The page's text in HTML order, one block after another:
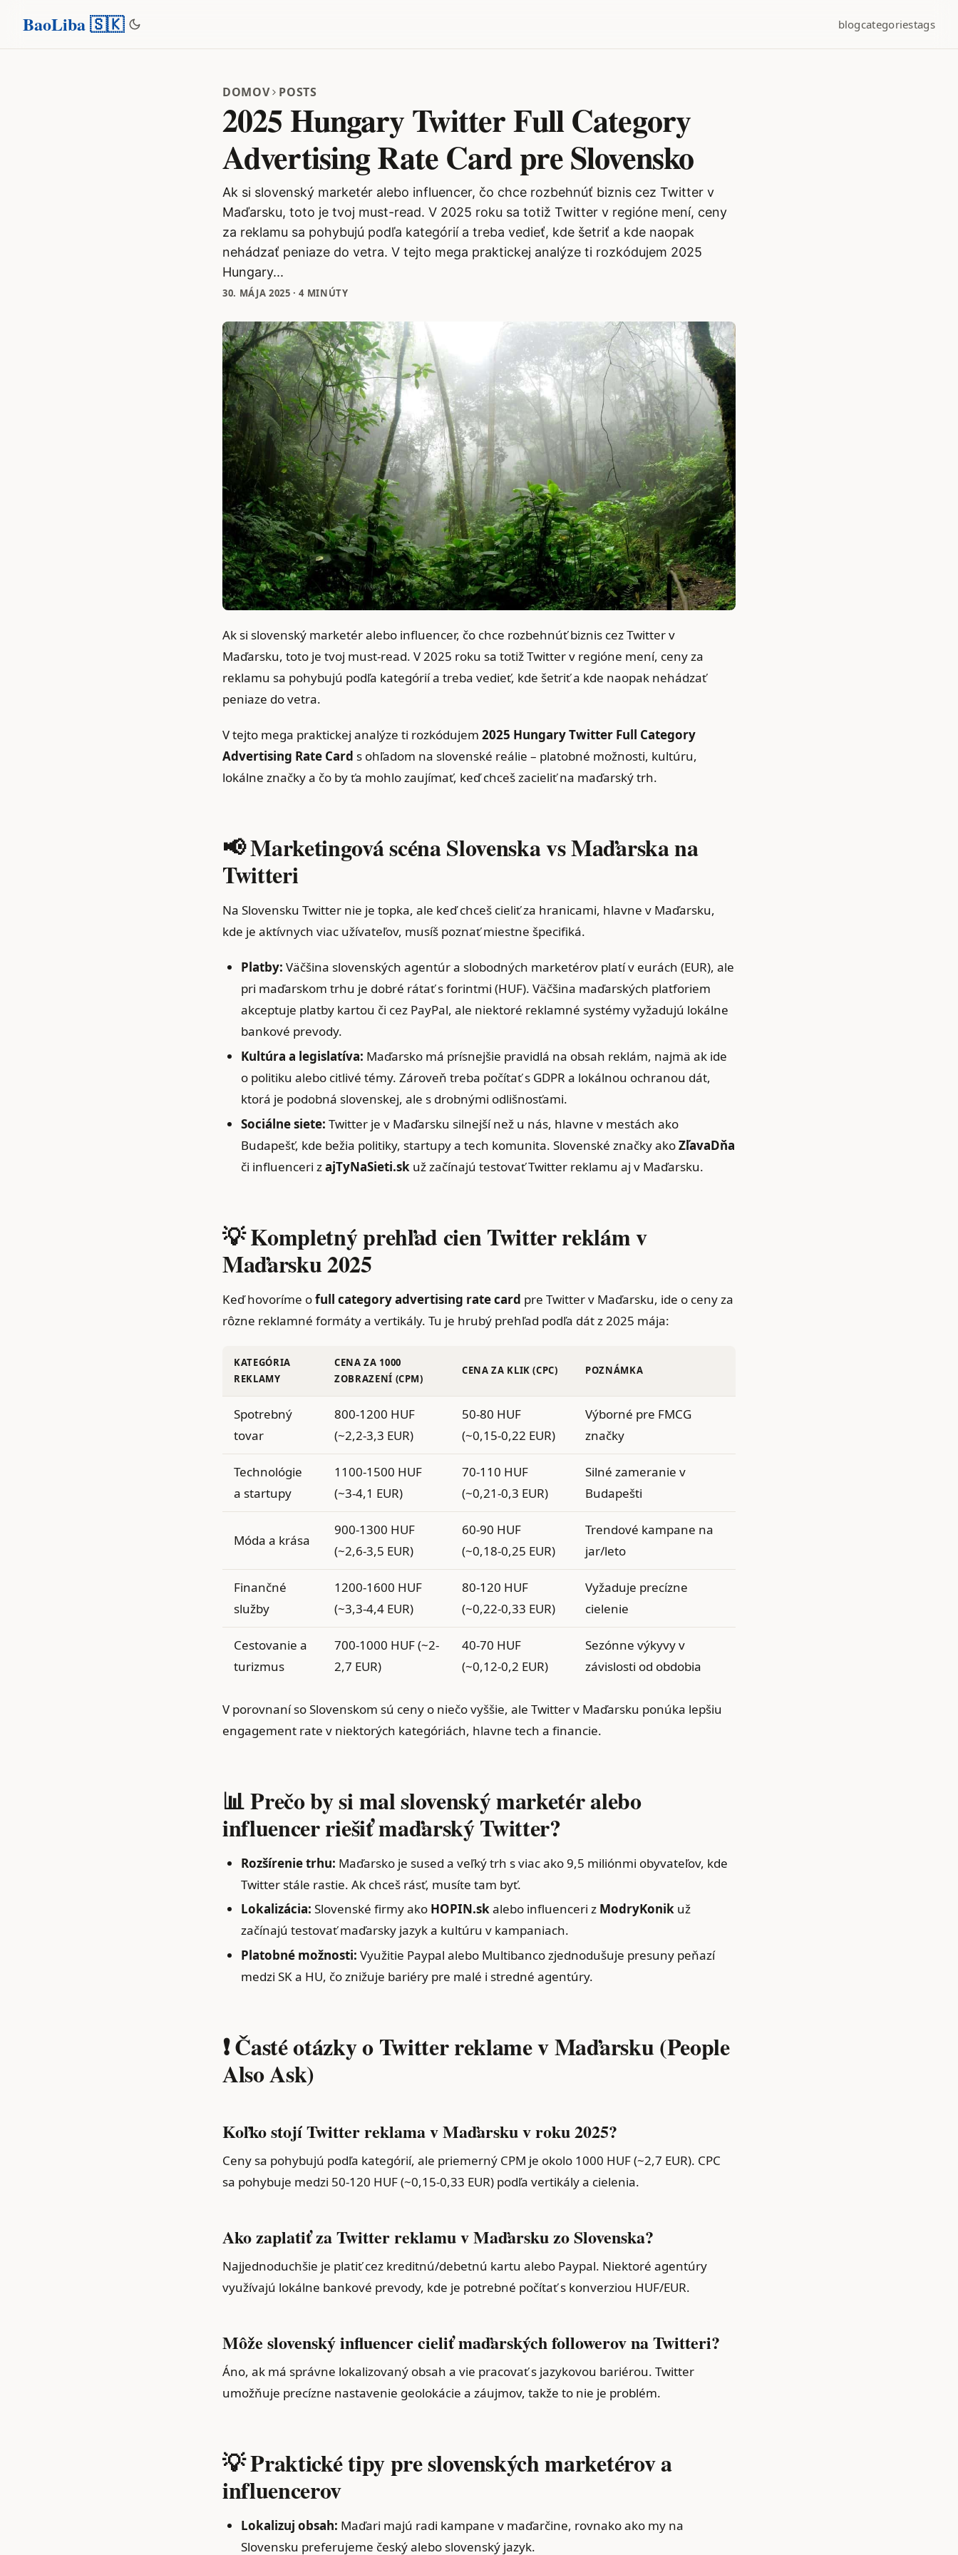
BaoLiba 🇸🇰 blogcategoriestags
DOMOV POSTS
2025 Hungary Twitter Full Category
Advertising Rate Card pre Slovensko
Ak si slovenský marketér alebo influencer, čo chce rozbehnúť biznis cez Twitter v
Maďarsku, toto je tvoj must-read. V 2025 roku sa totiž Twitter v regióne mení, ceny
za reklamu sa pohybujú podľa kategórií a treba vedieť, kde šetriť a kde naopak
nehádzať peniaze do vetra. V tejto mega praktickej analýze ti rozkódujem 2025
Hungary...
30. MÁJA 2025 ·4 MINÚTY
Ak si slovenský marketér alebo influencer, čo chce rozbehnúť biznis cez Twitter v
Maďarsku, toto je tvoj must-read. V 2025 roku sa totiž Twitter v regióne mení, ceny za
reklamu sa pohybujú podľa kategórií a treba vedieť, kde šetriť a kde naopak nehádzať
peniaze do vetra.
V tejto mega praktickej analýze ti rozkódujem 2025 Hungary Twitter Full Category
Advertising Rate Card s ohľadom na slovenské reálie – platobné možnosti, kultúru,
lokálne značky a čo by ťa mohlo zaujímať, keď chceš zacieliť na maďarský trh.
📢 Marketingová scéna Slovenska vs Maďarska na
Twitteri
Na Slovensku Twitter nie je topka, ale keď chceš cieliť za hranicami, hlavne v Maďarsku,
kde je aktívnych viac užívateľov, musíš poznať miestne špecifiká.
Platby: Väčšina slovenských agentúr a slobodných marketérov platí v eurách (EUR), ale
pri maďarskom trhu je dobré rátať s forintmi (HUF). Väčšina maďarských platforiem
akceptuje platby kartou či cez PayPal, ale niektoré reklamné systémy vyžadujú lokálne
bankové prevody.
Kultúra a legislatíva: Maďarsko má prísnejšie pravidlá na obsah reklám, najmä ak ide
o politiku alebo citlivé témy. Zároveň treba počítať s GDPR a lokálnou ochranou dát,
ktorá je podobná slovenskej, ale s drobnými odlišnosťami.
Sociálne siete: Twitter je v Maďarsku silnejší než u nás, hlavne v mestách ako
Budapešť, kde bežia politiky, startupy a tech komunita. Slovenské značky akoZľavaDňa
či influenceri zajTyNaSieti.sk už začínajú testovať Twitter reklamu aj v Maďarsku.
💡 Kompletný prehľad cien Twitter reklám v
Maďarsku 2025
Keď hovoríme ofull category advertising rate card pre Twitter v Maďarsku, ide o ceny za
rôzne reklamné formáty a vertikály. Tu je hrubý prehľad podľa dát z 2025 mája:
KATEGÓRIA
REKLAMY
CENA ZA 1000
ZOBRAZENÍ (CPM)
CENA ZA KLIK (CPC) POZNÁMKA
Spotrebný
tovar
800-1200 HUF
(~2,2-3,3 EUR)
50-80 HUF
(~0,15-0,22 EUR)
Výborné pre FMCG
značky
Technológie
a startupy
1100-1500 HUF
(~3-4,1 EUR)
70-110 HUF
(~0,21-0,3 EUR)
Silné zameranie v
Budapešti
Móda a krása
900-1300 HUF
(~2,6-3,5 EUR)
60-90 HUF
(~0,18-0,25 EUR)
Trendové kampane na
jar/leto
Finančné
služby
1200-1600 HUF
(~3,3-4,4 EUR)
80-120 HUF
(~0,22-0,33 EUR)
Vyžaduje precízne
cielenie
Cestovanie a
turizmus
700-1000 HUF (~2-
2,7 EUR)
40-70 HUF
(~0,12-0,2 EUR)
Sezónne výkyvy v
závislosti od obdobia
V porovnaní so Slovenskom sú ceny o niečo vyššie, ale Twitter v Maďarsku ponúka lepšiu
engagement rate v niektorých kategóriách, hlavne tech a financie.
📊 Prečo by si mal slovenský marketér alebo
influencer riešiť maďarský Twitter?
Rozšírenie trhu: Maďarsko je sused a veľký trh s viac ako 9,5 miliónmi obyvateľov, kde
Twitter stále rastie. Ak chceš rásť, musíte tam byť.
Lokalizácia: Slovenské firmy ako HOPIN.skalebo influenceri z ModryKonikuž
začínajú testovať maďarsky jazyk a kultúru v kampaniach.
Platobné možnosti: Využitie Paypal alebo Multibanco zjednodušuje presuny peňazí
medzi SK a HU, čo znižuje bariéry pre malé i stredné agentúry.
❗ Časté otázky o Twitter reklame v Maďarsku (People
Also Ask)
Koľko stojí Twitter reklama v Maďarsku v roku 2025?
Ceny sa pohybujú podľa kategórií, ale priemerný CPM je okolo 1000 HUF (~2,7 EUR). CPC
sa pohybuje medzi 50-120 HUF (~0,15-0,33 EUR) podľa vertikály a cielenia.
Ako zaplatiť za Twitter reklamu v Maďarsku zo Slovenska?
Najjednoduchšie je platiť cez kreditnú/debetnú kartu alebo Paypal. Niektoré agentúry
využívajú lokálne bankové prevody, kde je potrebné počítať s konverziou HUF/EUR.
Môže slovenský influencer cieliť maďarských followerov na Twitteri?
Áno, ak má správne lokalizovaný obsah a vie pracovať s jazykovou bariérou. Twitter
umožňuje precízne nastavenie geolokácie a záujmov, takže to nie je problém.
💡 Praktické tipy pre slovenských marketérov a
influencerov
Lokalizuj obsah: Maďari majú radi kampane v maďarčine, rovnako ako my na
Slovensku preferujeme český alebo slovenský jazyk.